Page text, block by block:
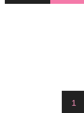
1